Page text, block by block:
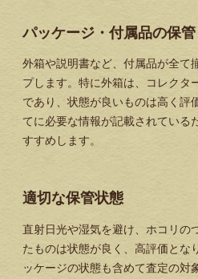
パッケージ・付属品の保管
外箱や説明書など、付属品が全て
プします。特に外箱は、コレクタ
であり、状態が良いものは高く評
てに必要な情報が記載されている
すすめします。
適切な保管状態
直射日光や湿気を避け、ホコリの
たものは状態が良く、高評価とな
ッケージの状態も含めて査定の対